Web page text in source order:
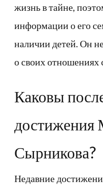
жизнь в тайне,
информации о его
наличии детей. Он
о своих отношениях
Каковы
достижения
Сырникова?
Недавние